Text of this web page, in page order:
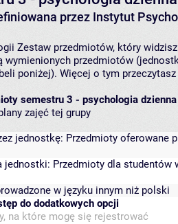
przez Instytut
Zestaw przedmiotów, który
wymienionych przedmiotów
poniżej). Więcej o tym
semestru 3 - psychologia dzienna
zajęć tej grupy
jednostkę: Przedmioty oferowane
jednostki: Przedmioty dla studentów
w języku innym niż polski
do dodatkowych opcji
na które mogę się rejestrować